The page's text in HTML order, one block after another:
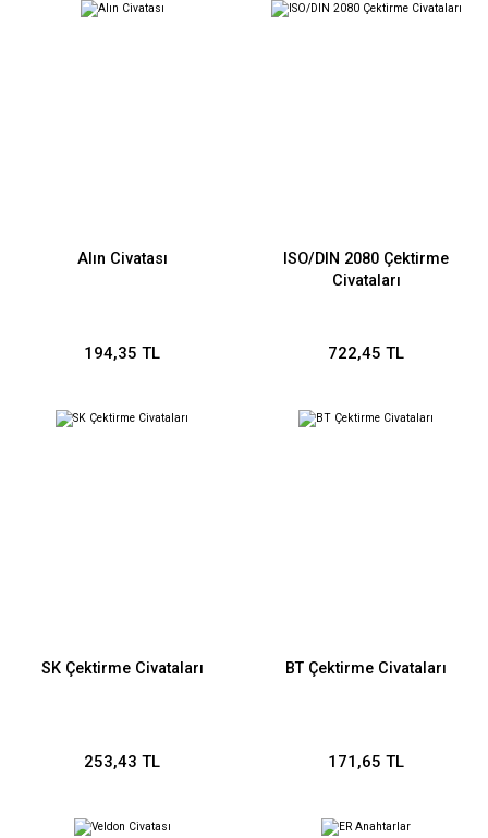
Alın Civatası
194,35 TL
ISO/DIN 2080 Çektirme
Civataları
722,45 TL
SK Çektirme Civataları
253,43 TL
BT Çektirme Civataları
171,65 TL